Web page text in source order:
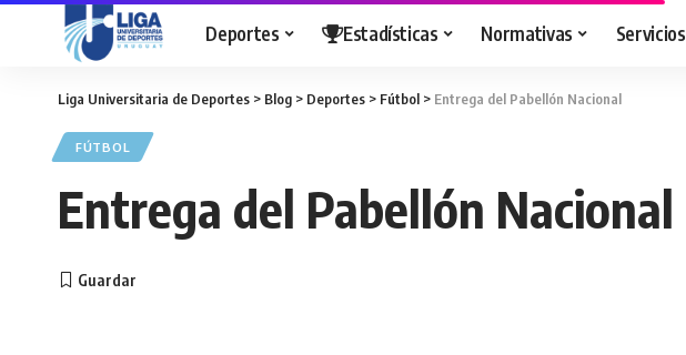
Deportes Estadísticas Normativas Servicios
Liga Universitaria de Deportes > Blog > Deportes > Fútbol > Entrega del Pabellón Nacional
FÚTBOL
Entrega del Pabellón Nacional